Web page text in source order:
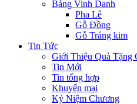
Bảng Vinh Danh
Pha Lê
Gỗ Đồng
Gỗ Tráng kim
Tin Tức
Giới Thiệu Quà Tặng
Tin Mới
Tin tổng hợp
Khuyến mại
Kỷ Niệm Chương